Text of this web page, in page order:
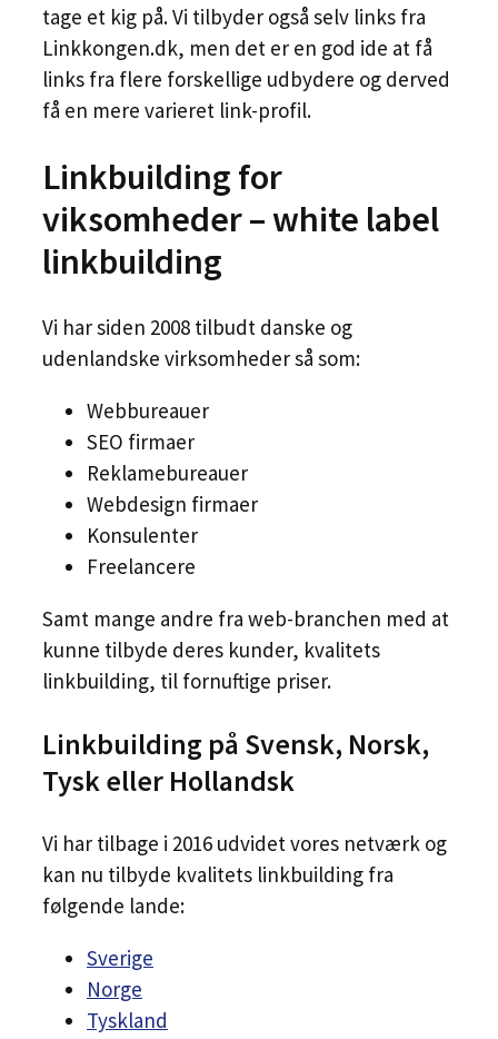
tage et kig på. Vi tilbyder også selv links fra
Linkkongen.dk, men det er en god ide at få
links fra flere forskellige udbydere og derved
få en mere varieret link-profil.
Linkbuilding for
viksomheder – white label
linkbuilding
Vi har siden 2008 tilbudt danske og
udenlandske virksomheder så som:
Webbureauer
SEO firmaer
Reklamebureauer
Webdesign firmaer
Konsulenter
Freelancere
Samt mange andre fra web-branchen med at
kunne tilbyde deres kunder, kvalitets
linkbuilding, til fornuftige priser.
Linkbuilding på Svensk, Norsk,
Tysk eller Hollandsk
Vi har tilbage i 2016 udvidet vores netværk og
kan nu tilbyde kvalitets linkbuilding fra
følgende lande:
Sverige
Norge
Tyskland